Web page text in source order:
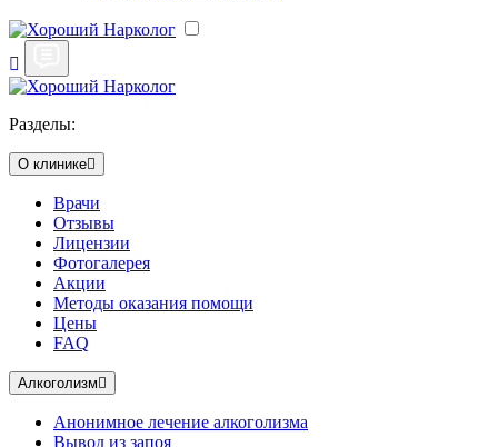
Разделы:
О клинике
Врачи
Отзывы
Лицензии
Фотогалерея
Акции
Методы оказания помощи
Цены
FAQ
Алкоголизм
Анонимное лечение алкоголизма
Вывод из запоя